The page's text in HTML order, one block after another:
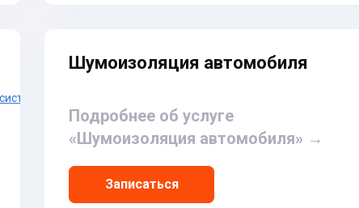
Шумоизоляция автомобиля
Подробнее об услуге
«Шумоизоляция автомобиля» →
Записаться